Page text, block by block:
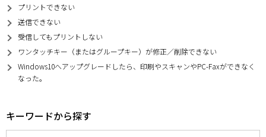
プリントできない
送信できない
受信してもプリントしない
ワンタッチキー（またはグループキー）が修正／削除できない
Windows10へアップグレードしたら、印刷やスキャンやPC-Faxができなく
なった。
キーワードから探す